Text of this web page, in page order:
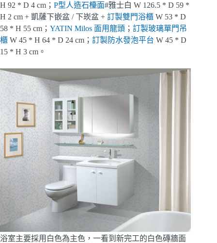
H 92 * D 4 cm； P型人造石檯面#雅士白 W 126.5 * D 59 *
H 2 cm + 凱薩下嵌盆 / 下崁盆 + 訂製雙門浴櫃 W 53 * D
58 * H 55 cm； YATIN Milos 面用龍頭 ； 訂製玻璃單門吊
櫃 W 45 * H 64 * D 24 cm； 訂製防水發泡平台 W 45 * D
15 * H 3 cm。
浴室主要採用白色為主色，一看到新完工的白色磚牆面